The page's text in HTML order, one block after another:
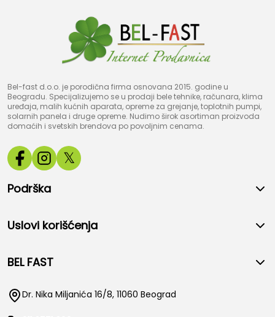
Bel-fast d.o.o. je porodična firma osnovana 2015. godine u
Beogradu. Specijalizujemo se u prodaji bele tehnike, računara, klima
uređaja, malih kućnih aparata, opreme za grejanje, toplotnih pumpi,
solarnih panela i druge opreme. Nudimo širok asortiman proizvoda
domaćih i svetskih brendova po povoljnim cenama.
𝕏
Podrška
Uslovi korišćenja
BEL FAST
Dr. Nika Miljanića 16/8, 11060 Beograd